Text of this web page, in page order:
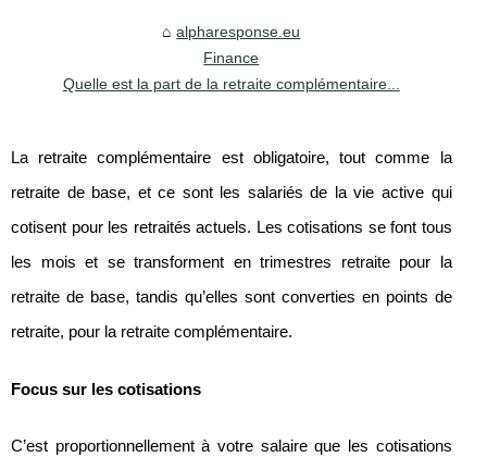
alpharesponse.eu
Finance
Quelle est la part de la retraite complémentaire...
La retraite complémentaire est obligatoire, tout comme la
retraite de base, et ce sont les salariés de la vie active qui
cotisent pour les retraités actuels. Les cotisations se font tous
les mois et se transforment en trimestres retraite pour la
retraite de base, tandis qu’elles sont converties en points de
retraite, pour la retraite complémentaire.
Focus sur les cotisations
C’est proportionnellement à votre salaire que les cotisations